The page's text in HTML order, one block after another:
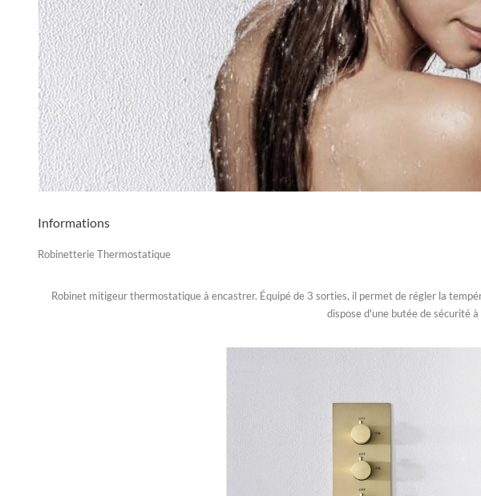
Informations
Robinetterie Thermostatique
Robinet mitigeur thermostatique à encastrer. Équipé de 3 sorties, il permet de régler la
dispose d'une butée de sécurité